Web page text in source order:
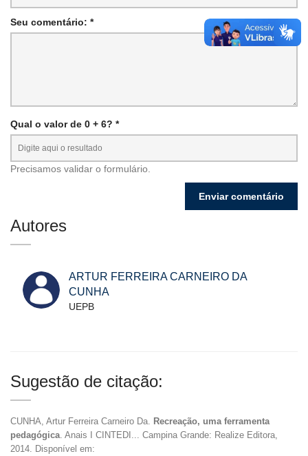
Seu comentário: *
Qual o valor de 0 + 6? *
Precisamos validar o formulário.
Autores
ARTUR FERREIRA CARNEIRO DA
CUNHA
UEPB
Sugestão de citação:
CUNHA, Artur Ferreira Carneiro Da.
Recreação, uma ferramenta
pedagógica . Anais I CINTEDI... Campina Grande: Realize Editora,
2014. Disponível em: